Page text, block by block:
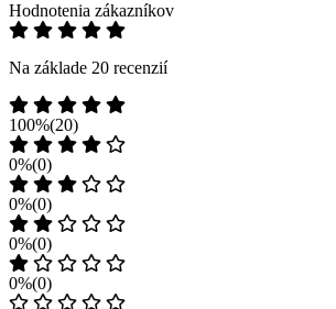
Hodnotenia zákazníkov
Na základe 20 recenzií
100%(20)
0%(0)
0%(0)
0%(0)
0%(0)